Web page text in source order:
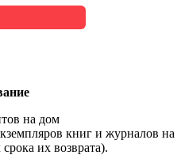
на дом
книг и журналов на
их возврата).